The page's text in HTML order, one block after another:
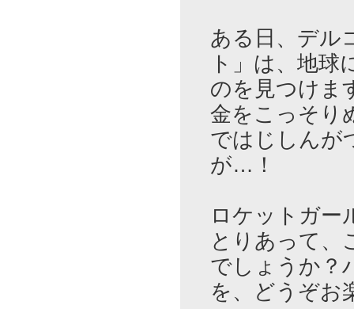
ある日、デル
ト」は、地
のを見つけま
金をこっそり
ではじしんが
が…！
ロケットガー
とりあって、
でしょうか？
を、どうぞお